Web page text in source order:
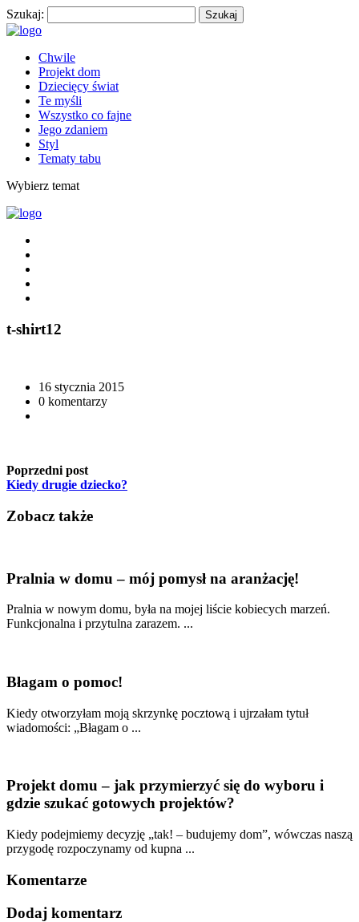
Szukaj:
Chwile
Projekt dom
Dziecięcy świat
Te myśli
Wszystko co fajne
Jego zdaniem
Styl
Tematy tabu
Wybierz temat
t-shirt12
16 stycznia 2015
0 komentarzy
Poprzedni post
Kiedy drugie dziecko?
Zobacz także
Pralnia w domu – mój pomysł na aranżację!
Pralnia w nowym domu, była na mojej liście kobiecych marzeń.
Funkcjonalna i przytulna zarazem. ...
Błagam o pomoc!
Kiedy otworzyłam moją skrzynkę pocztową i ujrzałam tytuł
wiadomości: „Błagam o ...
Projekt domu – jak przymierzyć się do wyboru i
gdzie szukać gotowych projektów?
Kiedy podejmiemy decyzję „tak! – budujemy dom”, wówczas naszą
przygodę rozpoczynamy od kupna ...
Komentarze
Dodaj komentarz